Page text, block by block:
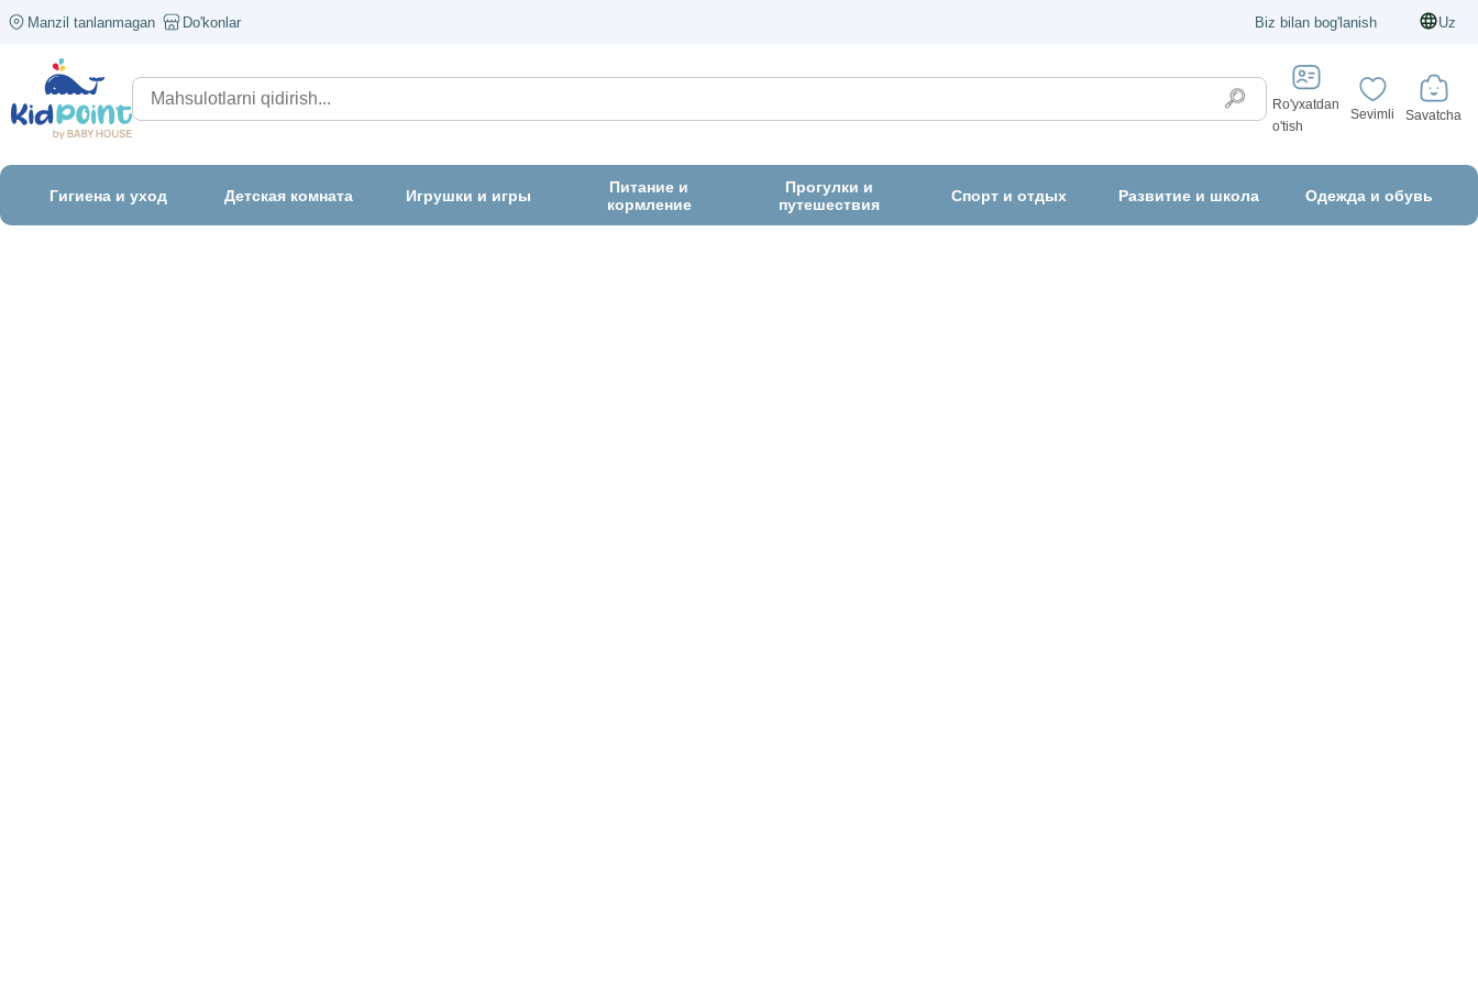
Manzil tanlanmagan Do'konlar Biz bilan bog'lanish Uz
Ro'yxatdan
o'tish
Sevimli Savatcha
Гигиена и уход Детская комната Игрушки и игры
Питание и
кормление
Прогулки и
путешествия
Спорт и отдых Развитие и школа Одежда и обувь